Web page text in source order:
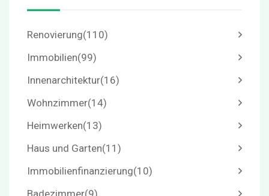
Renovierung(110)
Immobilien(99)
Innenarchitektur(16)
Wohnzimmer(14)
Heimwerken(13)
Haus und Garten(11)
Immobilienfinanzierung(10)
Badezimmer(9)